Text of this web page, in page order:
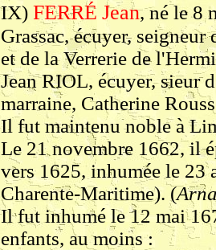
IX) FERRÉ Jean, né le 8
Grassac, écuyer,
et de la Verrerie de
Jean RIOL, écuyer, sieur
marraine, Catherine
Il fut maintenu noble à
Le 21 novembre 1662, il
vers 1625, inhumée le
Charente-Maritime). (
Il fut inhumé le 12 mai
enfants, au moins :